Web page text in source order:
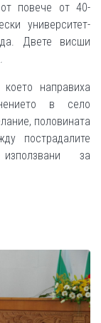
повече от 40-
университет-
Двете висши
направиха
в село
половината
пострадалите
за